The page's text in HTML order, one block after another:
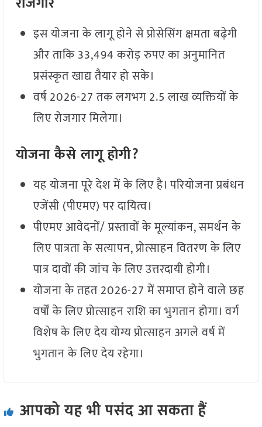
इस योजना के लागू होने से प्रोसेसिंग क्षमता बढ़ेगी
और ताकि 33,494 करोड़ रुपए का अनुमानित
प्रसंस्कृत खाद्य तैयार हो सके।
वर्ष 2026-27 तक लगभग 2.5 लाख व्यक्तियों के
लिए रोजगार मिलेगा।
योजना कैसे लागू होगी?
यह योजना पूरे देश में के लिए है। परियोजना प्रबंधन
एजेंसी (पीएमए) पर दायित्व।
पीएमए आवेदनों/ प्रस्तावों के मूल्यांकन, समर्थन के
लिए पात्रता के सत्यापन, प्रोत्साहन वितरण के लिए
पात्र दावों की जांच के लिए उत्तरदायी होगी।
योजना के तहत 2026-27 में समाप्त होने वाले छह
वर्षों के लिए प्रोत्साहन राशि का भुगतान होगा। वर्ग
विशेष के लिए देय योग्य प्रोत्साहन अगले वर्ष में
भुगतान के लिए देय रहेगा।
आपको यह भी पसंद आ सकता हैं